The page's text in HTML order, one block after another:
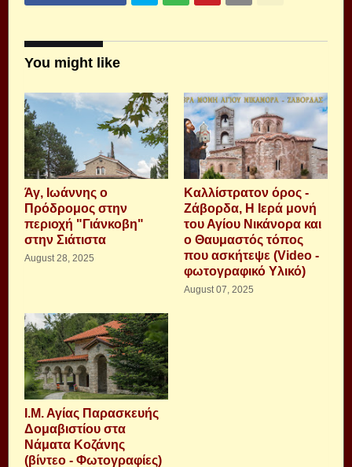
You might like
Άγ, Ιωάννης ο
Πρόδρομος στην
περιοχή "Γιάνκοβη"
στην Σιάτιστα
August 28, 2025
Καλλίστρατον όρος -
Ζάβορδα, Η Ιερά μονή
του Αγίου Νικάνορα και
ο Θαυμαστός τόπος
που ασκήτεψε (Video -
φωτογραφικό Υλικό)
August 07, 2025
Ι.Μ. Αγίας Παρασκευής
Δομαβιστίου στα
Νάματα Κοζάνης
(βίντεο - Φωτογραφίες)